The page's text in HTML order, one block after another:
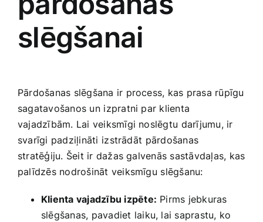
Preces birojam
Preces pieaugušajiem
Rotaļlietas, bērnu preces
Smaržas, kosmētika
Sports, tūrisms un atpūta
TV un Sadzīves tehnika
slēgšanai
Pārdošanas slēgšana ir process, kas prasa rūpīgu
sagatavošanos un⁣ izpratni par klienta
vajadzībām. Lai ‍veiksmīgi noslēgtu⁣ darījumu, ir
svarīgi padziļināti⁤ izstrādāt⁢ pārdošanas
stratēģiju. ‍Šeit ​ir dažas galvenās sastāvdaļas, kas
palīdzēs‍ nodrošināt veiksmīgu⁤ slēgšanu:
Klienta vajadzību izpēte: Pirms jebkuras
slēgšanas, pavadiet laiku, lai saprastu,‍ ko‍